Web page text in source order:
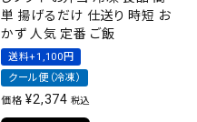
単 揚げるだけ 仕送り 時短 お
かず 人気 定番 ご飯
送料+1,100円
クール便（冷凍）
価格 ¥2,374 税込